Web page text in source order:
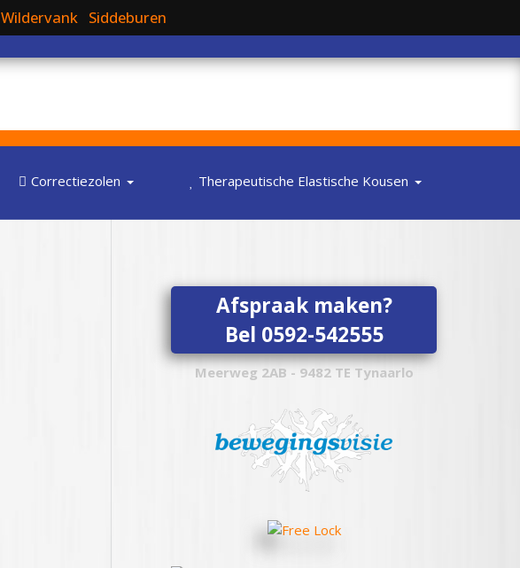
Wildervank Siddeburen
Correctiezolen Therapeutische Elastische Kousen
Afspraak maken?
Bel 0592-542555
Meerweg 2AB - 9482 TE Tynaarlo